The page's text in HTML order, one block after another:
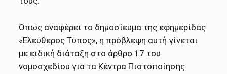
Όπως αναφέρει το δημοσίευμα της εφημερίδας
«Ελεύθερος Τύπος», η πρόβλεψη αυτή γίνεται
με ειδική διάταξη στο άρθρο 17 του
νομοσχεδίου για τα Κέντρα Πιστοποίησης